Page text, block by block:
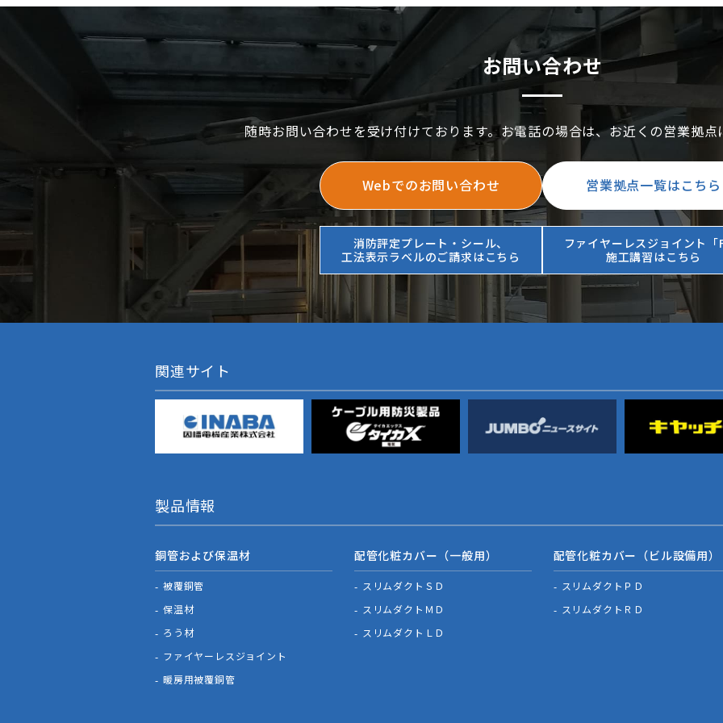
お問い合わせ
随時お問い合わせを受け付けております。お電話の場合は、お近くの営業拠
Webでのお問い合わせ 営業拠点一覧はこちら
消防評定プレート・シール、
工法表示ラベルのご請求はこちら
ファイヤーレスジョイント「
施工講習はこちら
関連サイト
製品情報
銅管および保温材
被覆銅管
保温材
ろう材
ファイヤーレスジョイント
暖房用被覆銅管
配管化粧カバー（一般用）
スリムダクトＳＤ
スリムダクトＭＤ
スリムダクトＬＤ
配管化粧カバー（ビル設備用）
スリムダクトＰＤ
スリムダクトＲＤ